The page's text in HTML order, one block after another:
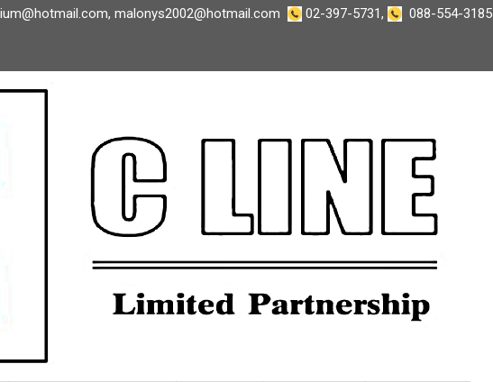
, malonys2002@hotmail.com 02-397-5731, 088-554-3185